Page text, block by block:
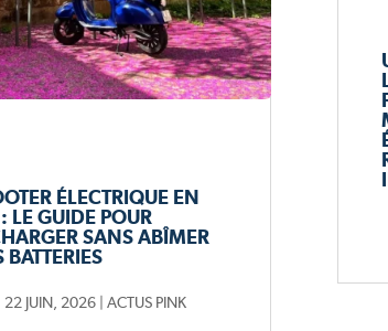
ÉLECTRIQUE EN
: LE GUIDE POUR
SANS ABÎMER
BATTERIES
22 JUIN, 2026 |ACTUS PINK